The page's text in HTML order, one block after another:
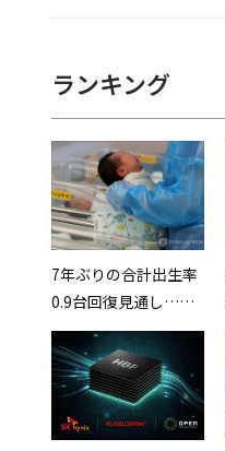
ランキング
7年ぶりの合計出生率
0.9台回復見通し…進
む高齢化構造への懸念
は拭えず